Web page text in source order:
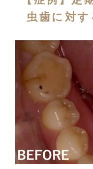
虫歯に対